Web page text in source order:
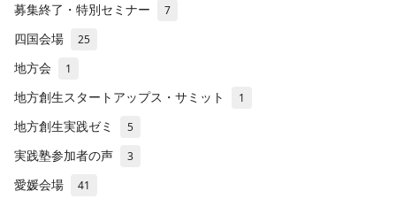
募集終了・特別セミナー 7
四国会場 25
地方会 1
地方創生スタートアップス・サミット 1
地方創生実践ゼミ 5
実践塾参加者の声 3
愛媛会場 41